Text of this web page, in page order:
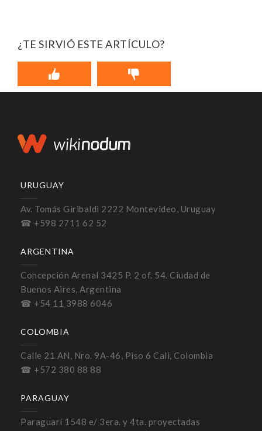
¿TE SIRVIÓ ESTE ARTÍCULO?
URUGUAY
Av. Tomás Giribaldi 2222 Montevideo, Uruguay
☎ +598 2711 62 52
ARGENTINA
Concepción Arenal 3425 P. 2 of. 54. Ciudad de
Buenos Aires, Argentina
☎ +54 11 3988 6046
COLOMBIA
Calle 21 AN, Nro. 9A-46, Piso 6 Cali, Colombia
☎ +572 380 88 88
PARAGUAY
Paraguarí 1548 e/ 3era. y 4ta. proyectadas